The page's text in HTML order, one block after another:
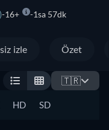
16+ 1sa 57dk
izle Özet
🇹🇷
HD SD